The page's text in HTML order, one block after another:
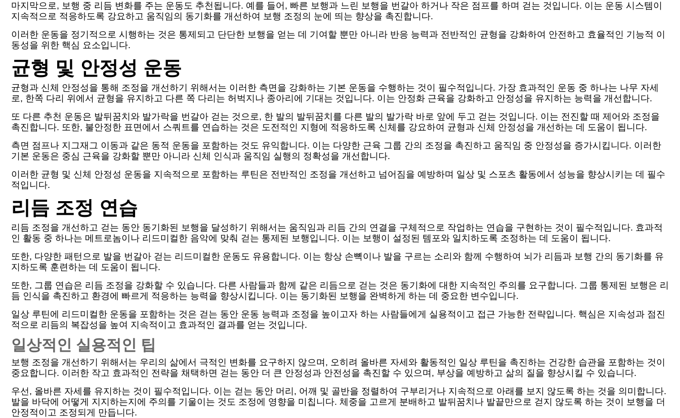
마지막으로, 보행 중 리듬 변화를 주는 운동도 추천됩니다. 예를 들어, 빠른 보행과 느린 보행을 번갈아 하거나 작은 점프를 하며 걷는 것입니다. 이는 운동 시스템이
지속적으로 적응하도록 강요하고 움직임의 동기화를 개선하여 보행 조정의 눈에 띄는 향상을 촉진합니다.
이러한 운동을 정기적으로 시행하는 것은 통제되고 단단한 보행을 얻는 데 기여할 뿐만 아니라 반응 능력과 전반적인 균형을 강화하여 안전하고 효율적인 기능적 이
동성을 위한 핵심 요소입니다.
균형 및 안정성 운동
균형과 신체 안정성을 통해 조정을 개선하기 위해서는 이러한 측면을 강화하는 기본 운동을 수행하는 것이 필수적입니다. 가장 효과적인 운동 중 하나는 나무 자세
로, 한쪽 다리 위에서 균형을 유지하고 다른 쪽 다리는 허벅지나 종아리에 기대는 것입니다. 이는 안정화 근육을 강화하고 안정성을 유지하는 능력을 개선합니다.
또 다른 추천 운동은 발뒤꿈치와 발가락을 번갈아 걷는 것으로, 한 발의 발뒤꿈치를 다른 발의 발가락 바로 앞에 두고 걷는 것입니다. 이는 전진할 때 제어와 조정을
촉진합니다. 또한, 불안정한 표면에서 스쿼트를 연습하는 것은 도전적인 지형에 적응하도록 신체를 강요하여 균형과 신체 안정성을 개선하는 데 도움이 됩니다.
측면 점프나 지그재그 이동과 같은 동적 운동을 포함하는 것도 유익합니다. 이는 다양한 근육 그룹 간의 조정을 촉진하고 움직임 중 안정성을 증가시킵니다. 이러한
기본 운동은 중심 근육을 강화할 뿐만 아니라 신체 인식과 움직임 실행의 정확성을 개선합니다.
이러한 균형 및 신체 안정성 운동을 지속적으로 포함하는 루틴은 전반적인 조정을 개선하고 넘어짐을 예방하며 일상 및 스포츠 활동에서 성능을 향상시키는 데 필수
적입니다.
리듬 조정 연습
리듬 조정을 개선하고 걷는 동안 동기화된 보행을 달성하기 위해서는 움직임과 리듬 간의 연결을 구체적으로 작업하는 연습을 구현하는 것이 필수적입니다. 효과적
인 활동 중 하나는 메트로놈이나 리드미컬한 음악에 맞춰 걷는 통제된 보행입니다. 이는 보행이 설정된 템포와 일치하도록 조정하는 데 도움이 됩니다.
또한, 다양한 패턴으로 발을 번갈아 걷는 리드미컬한 운동도 유용합니다. 이는 항상 손뼉이나 발을 구르는 소리와 함께 수행하여 뇌가 리듬과 보행 간의 동기화를 유
지하도록 훈련하는 데 도움이 됩니다.
또한, 그룹 연습은 리듬 조정을 강화할 수 있습니다. 다른 사람들과 함께 같은 리듬으로 걷는 것은 동기화에 대한 지속적인 주의를 요구합니다. 그룹 통제된 보행은 리
듬 인식을 촉진하고 환경에 빠르게 적응하는 능력을 향상시킵니다. 이는 동기화된 보행을 완벽하게 하는 데 중요한 변수입니다.
일상 루틴에 리드미컬한 운동을 포함하는 것은 걷는 동안 운동 능력과 조정을 높이고자 하는 사람들에게 실용적이고 접근 가능한 전략입니다. 핵심은 지속성과 점진
적으로 리듬의 복잡성을 높여 지속적이고 효과적인 결과를 얻는 것입니다.
일상적인 실용적인 팁
보행 조정을 개선하기 위해서는 우리의 삶에서 극적인 변화를 요구하지 않으며, 오히려 올바른 자세와 활동적인 일상 루틴을 촉진하는 건강한 습관을 포함하는 것이
중요합니다. 이러한 작고 효과적인 전략을 채택하면 걷는 동안 더 큰 안정성과 안전성을 촉진할 수 있으며, 부상을 예방하고 삶의 질을 향상시킬 수 있습니다.
우선, 올바른 자세를 유지하는 것이 필수적입니다. 이는 걷는 동안 머리, 어깨 및 골반을 정렬하여 구부리거나 지속적으로 아래를 보지 않도록 하는 것을 의미합니다.
발을 바닥에 어떻게 지지하는지에 주의를 기울이는 것도 조정에 영향을 미칩니다. 체중을 고르게 분배하고 발뒤꿈치나 발끝만으로 걷지 않도록 하는 것이 보행을 더
안정적이고 조정되게 만듭니다.